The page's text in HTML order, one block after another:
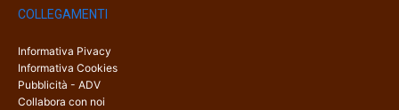
COLLEGAMENTI
Informativa Pivacy
Informativa Cookies
Pubblicità - ADV
Collabora con noi